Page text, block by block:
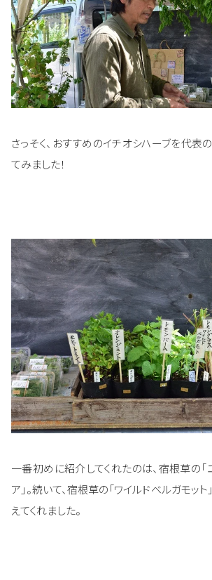
さっそく、おすすめのイチオシハーブを代表
てみました！
一番初めに紹介してくれたのは、宿根草の「
ア」。続いて、宿根草の「ワイルドベルガモット
えてくれました。